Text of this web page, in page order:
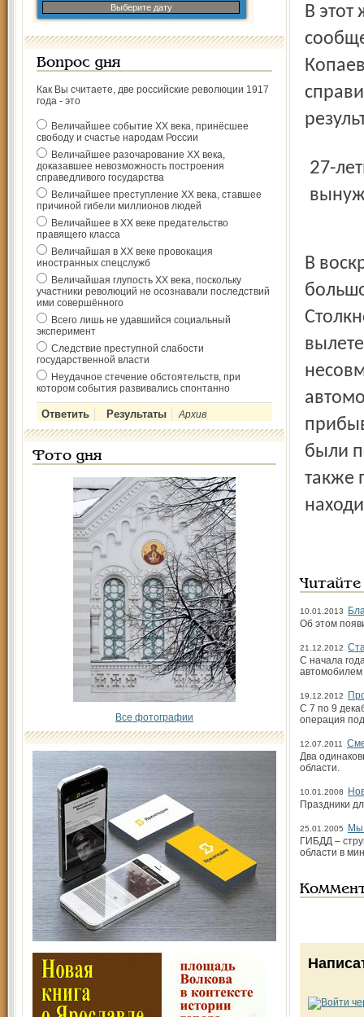
Выберите дату
Вопрос дня
Как Вы считаете, две российские революции 1917
года - это
Величайшее событие ХХ века, принёсшее
свободу и счастье народам России
Величайшее разочарование ХХ века,
доказавшее невозможность построения
справедливого государства
Величайшее преступление ХХ века, ставшее
причиной гибели миллионов людей
Величайшее в ХХ веке предательство
правящего класса
Величайшая в ХХ веке провокация
иностранных спецслужб
Величайшая глупость ХХ века, поскольку
участники революций не осознавали последствий
ими совершённого
Всего лишь не удавшийся социальный
эксперимент
Следствие преступной слабости
государственной власти
Неудачное стечение обстоятельств, при
котором события развивались спонтанно
Архив
Фото дня
Все фотографии
В этот
27-летняя пассажирка получила сотрясение мозга и была
В
были
также
10.01.2013
Об этом
21.12.2012
С начала
автомобилем
19.12.2012
С 7 по 9
операция
12.07.2011
Два
области.
10.01.2008
Праздники
25.01.2005
Мы
ГИБДД –
области в